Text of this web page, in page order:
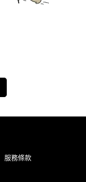
服務條款